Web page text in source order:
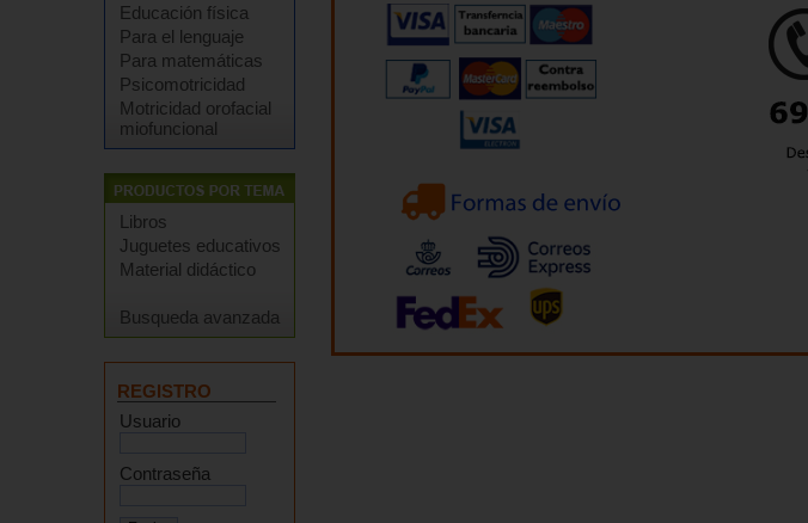
Educación física
Para el lenguaje
Para matemáticas
Psicomotricidad
Motricidad orofacial
miofuncional
Libros
Juguetes educativos
Material didáctico
Busqueda avanzada
REGISTRO
Usuario
Contraseña